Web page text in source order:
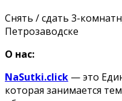
Снять / сдать 3-
Петрозаводске
О нас:
NaSutki.click — это
которая занимается